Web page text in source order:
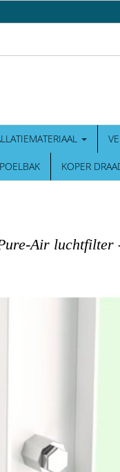
KOPER
Air luchtfilter